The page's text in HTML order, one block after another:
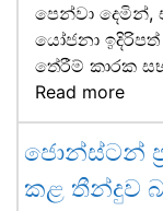
පෙන්වා
යෝජනා
තේරීම් කාරක
Read more
ජොන්ස්ටන්
කළ තීන්දුව